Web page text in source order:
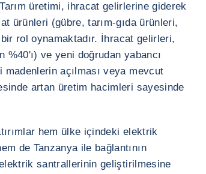
üretimi, ihracat gelirlerine giderek
ürünleri (gübre, tarım-gıda ürünleri,
rol oynamaktadır. İhracat gelirleri,
%40'ı) ve yeni doğrudan yabancı
madenlerin açılması veya mevcut
artan üretim hacimleri sayesinde
hem ülke içindeki elektrik
de Tanzanya ile bağlantının
santrallerinin geliştirilmesine